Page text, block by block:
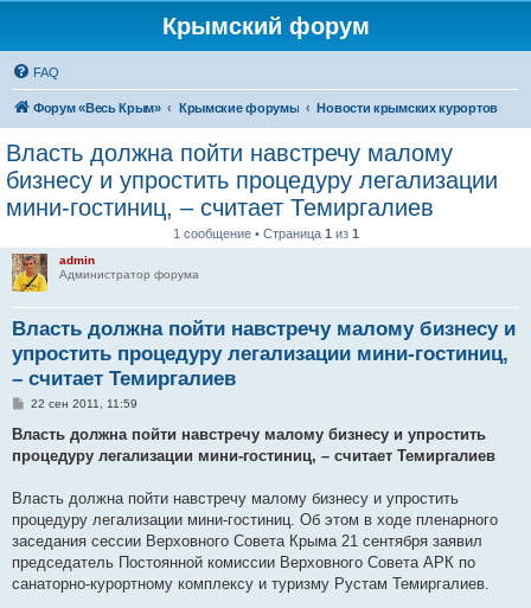
Крымский форум
FAQ
Форум «Весь Крым» Крымские форумы Новости крымских курортов
Власть должна пойти навстречу малому
бизнесу и упростить процедуру легализации
мини-гостиниц, – считает Темиргалиев
1 сообщение • Страница 1 из 1
admin
Администратор форума
Власть должна пойти навстречу малому бизнесу и
упростить процедуру легализации мини-гостиниц,
– считает Темиргалиев
С
о
щ
и
е
22 сен 2011, 11:59
Власть должна пойти навстречу малому бизнесу и упростить
процедуру легализации мини-гостиниц, – считает Темиргалиев
Власть должна пойти навстречу малому бизнесу и упростить
процедуру легализации мини-гостиниц. Об этом в ходе пленарного
заседания сессии Верховного Совета Крыма 21 сентября заявил
председатель Постоянной комиссии Верховного Совета АРК по
санаторно-курортному комплексу и туризму Рустам Темиргалиев.